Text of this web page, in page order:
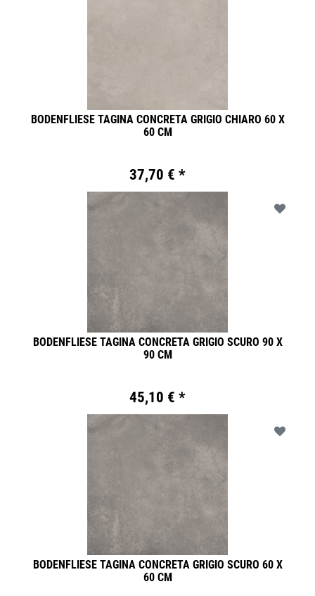
BODENFLIESE TAGINA CONCRETA GRIGIO CHIARO 60 X
60 CM
37,70 € *
BODENFLIESE TAGINA CONCRETA GRIGIO SCURO 90 X
90 CM
45,10 € *
BODENFLIESE TAGINA CONCRETA GRIGIO SCURO 60 X
60 CM